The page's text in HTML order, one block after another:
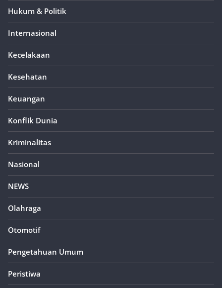
Hukum & Politik
Internasional
Kecelakaan
Kesehatan
Keuangan
Konflik Dunia
Kriminalitas
Nasional
NEWS
Olahraga
Otomotif
Pengetahuan Umum
Peristiwa